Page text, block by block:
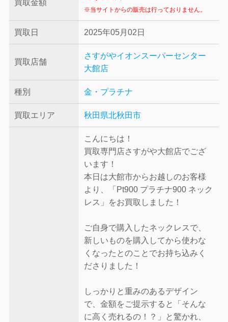
買取金額
※当サイトからの販売は行っておりません。
買取日 2025年05月02日
買取店舗
さすがやイオンスーパーセンター
大館店
種別 金・プラチナ
買取エリア 秋田県北秋田市
こんにちは！
買取専門店さすがや大館店でござ
います！
本日は大館市からお越しのお客様
より、「Pt900 プラチナ900 ネック
レス」をお買取しました！
ご自身で購入したネックレスで、
新しいものを購入してから使わな
くなったとのことでお持ち込みく
ださりました！
しっかりと重みのあるデザイン
で、金額をご提示すると「そんな
に高く売れるの！？」と驚かれ、